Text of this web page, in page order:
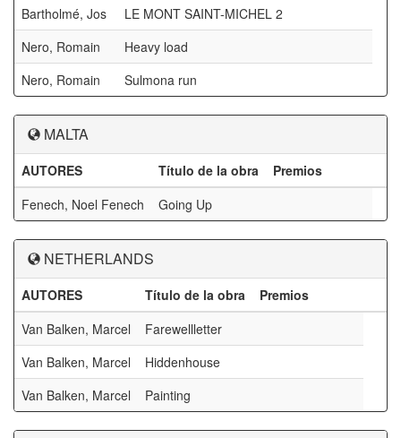
Bartholmé, Jos
LE MONT SAINT-MICHEL 2
Nero, Romain
Heavy load
Nero, Romain
Sulmona run
MALTA
AUTORES Título de la obra
Premios
Fenech, Noel Fenech
Going Up
NETHERLANDS
AUTORES Título de la obra
Premios
Van Balken, Marcel
Farewellletter
Van Balken, Marcel
Hiddenhouse
Van Balken, Marcel
Painting